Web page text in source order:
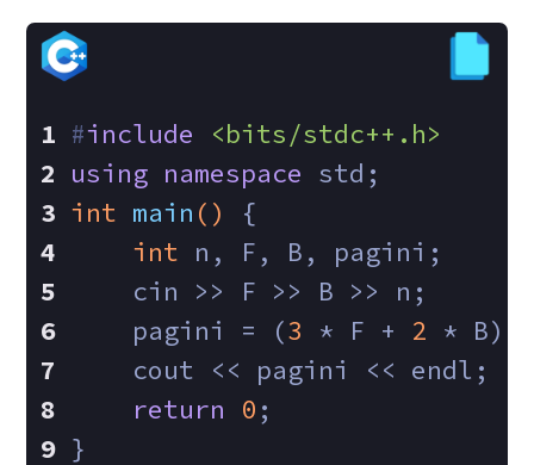
#include
<bits/stdc++.h>
using namespace std;
int main ()
{
int n, F, B, pagini;
    cin >> F >> B >> n;
    pagini = (
3 * F + 2 * B)
    cout << pagini << endl;
return
0 ;
}